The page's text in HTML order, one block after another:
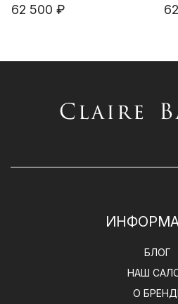
62 500 ₽
БЛОГ
НАШ
О